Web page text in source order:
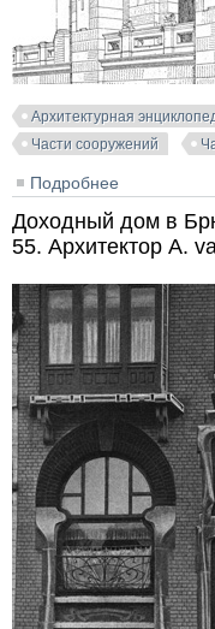
Архитектурная
Части сооружений
Подробнее
Доходный дом в
55. Архитектор A.